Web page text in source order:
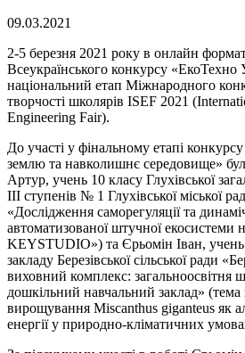
09.03.2021
2-5 березня 2021 року в онлайн
Всеукраїнського конкурсу «ЕкоТехно
національний етап Міжнародного
творчості школярів ISEF 2021
Engineering Fair).
До участі у фінальному етапі
землю та навколишнє середовище»
Артур, учень 10 класу Глухівської
ІІІ ступенів № 1 Глухівської міської
«Дослідження саморегуляції та
автоматизованої штучної екосистеми
KEYSTUDIO») та Єрьомін Іван,
закладу Березівської сільської ради
виховний комплекс: загальноосвітня
дошкільний навчальний заклад» (тема
вирощування Miscanthus giganteus як
енергії у природно-кліматичних